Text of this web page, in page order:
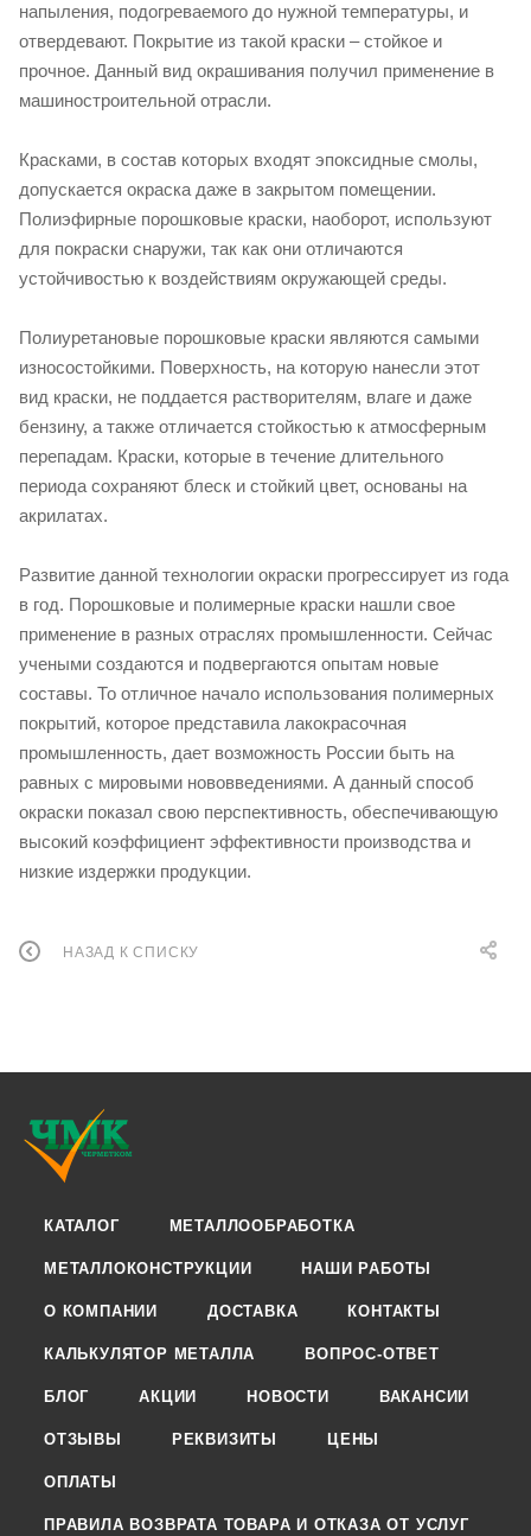
напыления, подогреваемого до нужной температуры, и
отвердевают. Покрытие из такой краски – стойкое и
прочное. Данный вид окрашивания получил применение в
машиностроительной отрасли.
Красками, в состав которых входят эпоксидные смолы,
допускается окраска даже в закрытом помещении.
Полиэфирные порошковые краски, наоборот, используют
для покраски снаружи, так как они отличаются
устойчивостью к воздействиям окружающей среды.
Полиуретановые порошковые краски являются самыми
износостойкими. Поверхность, на которую нанесли этот
вид краски, не поддается растворителям, влаге и даже
бензину, а также отличается стойкостью к атмосферным
перепадам. Краски, которые в течение длительного
периода сохраняют блеск и стойкий цвет, основаны на
акрилатах.
Развитие данной технологии окраски прогрессирует из года
в год. Порошковые и полимерные краски нашли свое
применение в разных отраслях промышленности. Сейчас
учеными создаются и подвергаются опытам новые
составы. То отличное начало использования полимерных
покрытий, которое представила лакокрасочная
промышленность, дает возможность России быть на
равных с мировыми нововведениями. А данный способ
окраски показал свою перспективность, обеспечивающую
высокий коэффициент эффективности производства и
низкие издержки продукции.
НАЗАД К СПИСКУ
КАТАЛОГ МЕТАЛЛООБРАБОТКА
МЕТАЛЛОКОНСТРУКЦИИ НАШИ РАБОТЫ
О КОМПАНИИ ДОСТАВКА КОНТАКТЫ
КАЛЬКУЛЯТОР МЕТАЛЛА ВОПРОС-ОТВЕТ
БЛОГ АКЦИИ НОВОСТИ ВАКАНСИИ
ОТЗЫВЫ РЕКВИЗИТЫ ЦЕНЫ
ОПЛАТЫ
ПРАВИЛА ВОЗВРАТА ТОВАРА И ОТКАЗА ОТ УСЛУГ